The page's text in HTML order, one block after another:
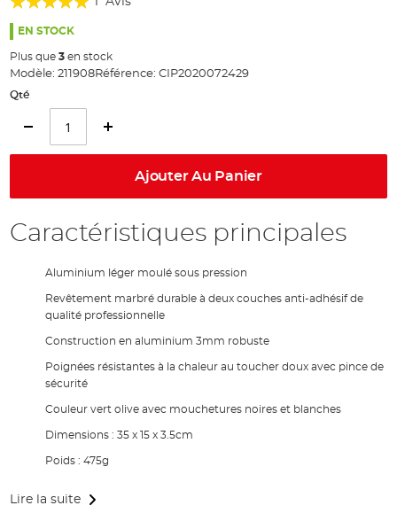
the
gallery
100%
EN STOCK
Plus que3 en stock
Modèle: 211908Référence: CIP2020072429
Qté
Ajouter Au Panier
Caractéristiques principales
Aluminium léger moulé sous pression
Revêtement marbré durable à deux couches anti-adhésif de
qualité professionnelle
Construction en aluminium 3mm robuste
Poignées résistantes à la chaleur au toucher doux avec pince de
sécurité
Couleur vert olive avec mouchetures noires et blanches
Dimensions : 35 x 15 x 3.5cm
Poids : 475g
Lire la suite